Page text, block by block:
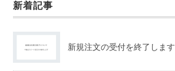
新着記事
新規注文の受付を終了します